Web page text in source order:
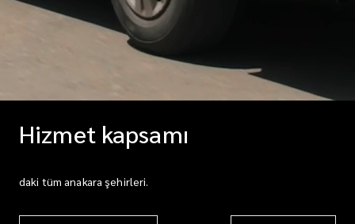
Hizmet kapsamı
daki tüm anakara şehirleri.